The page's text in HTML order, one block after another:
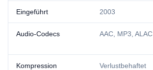
Eingeführt 2003
Audio-Codecs AAC, MP3, ALAC
Kompression Verlustbehaftet